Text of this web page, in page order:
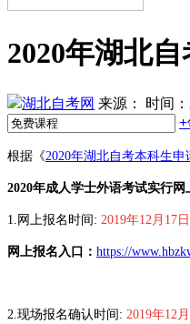
2020年湖北
湖北自考网 来源：
时间：
+
根据《2020年湖北自考本科生
2020年成人学士外语考试实行网
1.网上报名时间: 2019年12月17
网上报名入口： https://
2.现场报名确认时间: 2019年12